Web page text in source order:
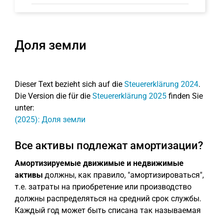
Доля земли
Dieser Text bezieht sich auf die Steuererklärung 2024.
Die Version die für die Steuererklärung 2025 finden Sie
unter:
(2025): Доля земли
Все активы подлежат амортизации?
Амортизируемые движимые и недвижимые
активы должны, как правило, "амортизироваться",
т.е. затраты на приобретение или производство
должны распределяться на средний срок службы.
Каждый год может быть списана так называемая